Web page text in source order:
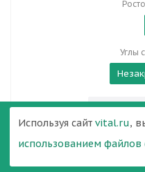
Углы
Используя сайт vital.ru,
использованием файлов